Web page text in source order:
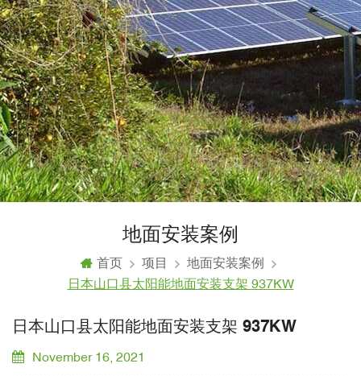
地面安装案例
首页 项目
地面安装案例
日本山口县太阳能地面安装支架 937KW
日本山口县太阳能地面安装支架 937KW
November 16, 2021